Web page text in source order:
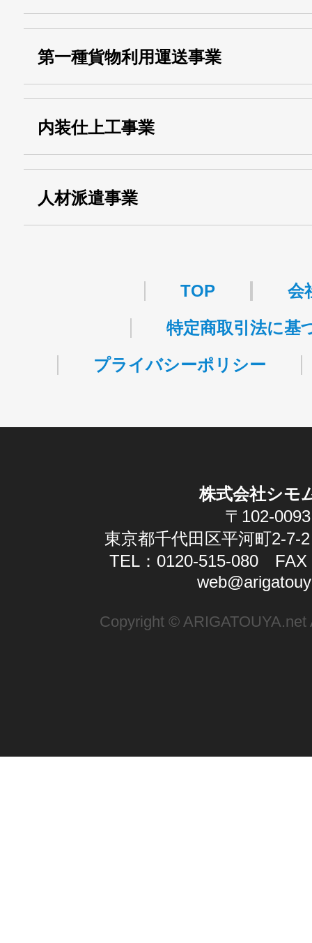
運搬業許可証番号：
13000155805
第一種貨物利用運送事業
事業
関自貨：
内装仕上工事業
人材派遣事業
TOP
会
特定商取引法に基
プライバシーポリシー
株式会社シモ
〒102-0093
東京都千代田区平河町2-7-
TEL：0120-515-080 FAX
Copyright ©